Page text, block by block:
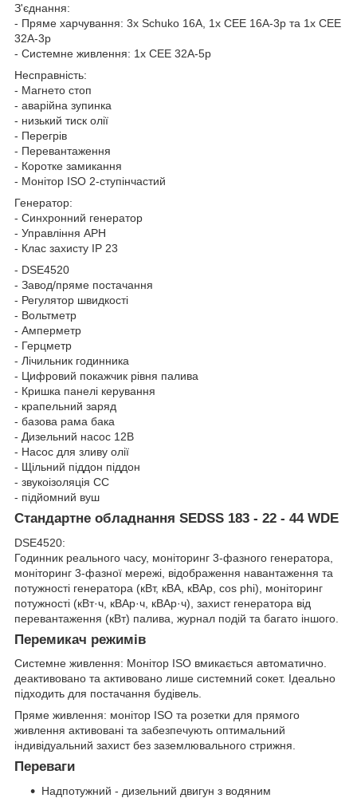
З'єднання:
- Пряме харчування: 3x Schuko 16A, 1x CEE 16A-3p та 1x CEE
32A-3p
- Системне живлення: 1x CEE 32A-5p
Несправність:
- Магнето стоп
- аварійна зупинка
- низький тиск олії
- Перегрів
- Перевантаження
- Коротке замикання
- Монітор ISO 2-ступінчастий
Генератор:
- Синхронний генератор
- Управління АРН
- Клас захисту IP 23
- DSE4520
- Завод/пряме постачання
- Регулятор швидкості
- Вольтметр
- Амперметр
- Герцметр
- Лічильник годинника
- Цифровий покажчик рівня палива
- Кришка панелі керування
- крапельний заряд
- базова рама бака
- Дизельний насос 12В
- Насос для зливу олії
- Щільний піддон піддон
- звукоізоляція СС
- підйомний вуш
Стандартне обладнання SEDSS 183 - 22 - 44 WDE
DSE4520:
Годинник реального часу, моніторинг 3-фазного генератора,
моніторинг 3-фазної мережі, відображення навантаження та
потужності генератора (кВт, кВА, кВАр, cos phi), моніторинг
потужності (кВт·ч, кВАр·ч, кВАр·ч), захист генератора від
перевантаження (кВт) палива, журнал подій та багато іншого.
Перемикач режимів
Системне живлення: Монітор ISO вмикається автоматично.
деактивовано та активовано лише системний сокет. Ідеально
підходить для постачання будівель.
Пряме живлення: монітор ISO та розетки для прямого
живлення активовані та забезпечують оптимальний
індивідуальний захист без заземлювального стрижня.
Переваги
Надпотужний - дизельний двигун з водяним